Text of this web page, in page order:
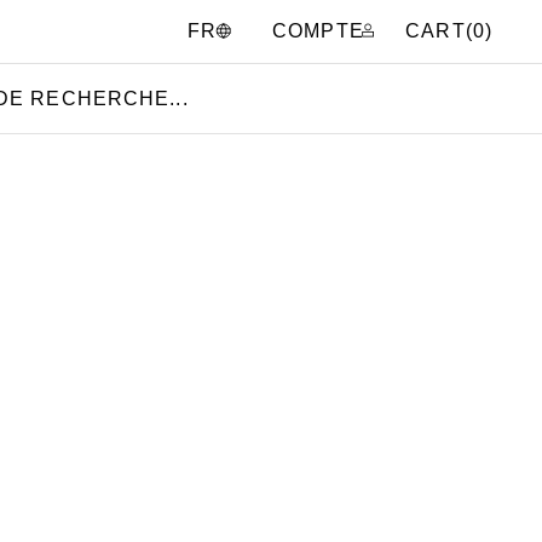
FR COMPTE CART(0)